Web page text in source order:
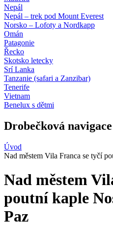
Nepál
Nepál – trek pod Mount Everest
Norsko – Lofoty a Nordkapp
Omán
Patagonie
Řecko
Skotsko letecky
Srí Lanka
Tanzanie (safari a Zanzibar)
Tenerife
Vietnam
Benelux s dětmi
Drobečková navigace
Úvod
Nad městem Vila Franca se tyčí
Nad městem
poutní kaple
Paz